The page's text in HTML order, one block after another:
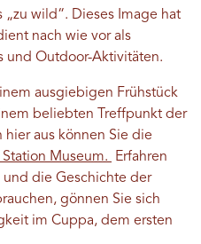
wild“. Dieses Image hat
nach wie vor als
und Outdoor-Aktivitäten.
ausgiebigen Frühstück
beliebten Treffpunkt der
hier aus können Sie die
Museum.
Erfahren
und die Geschichte der
gönnen Sie sich
im Cuppa, dem ersten